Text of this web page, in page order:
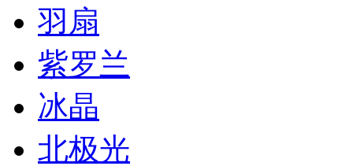
羽扇
紫罗兰
冰晶
北极光